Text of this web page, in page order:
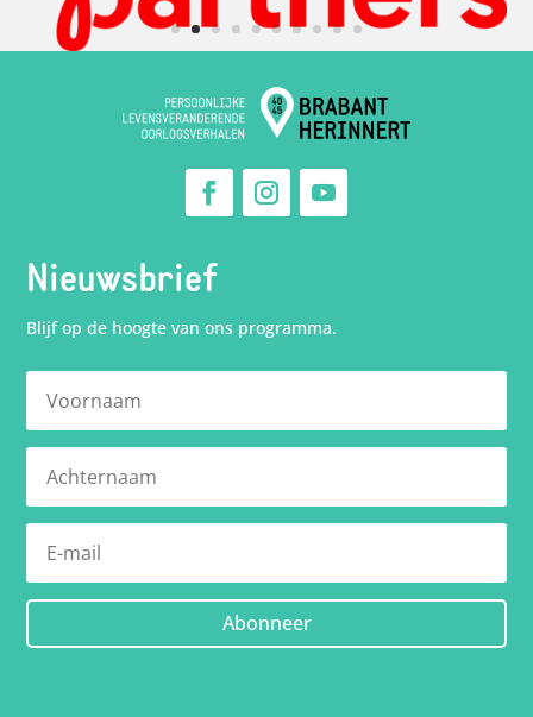
Nieuwsbrief
Blijf op de hoogte van ons programma.
Abonneer